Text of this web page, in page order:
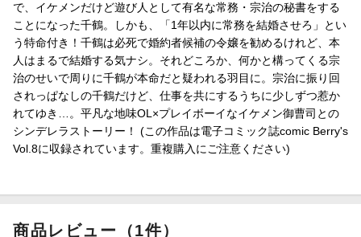
で、イケメンだけど遊び人として有名な常務・宗治の秘書をする
ことになった千鶴。しかも、「1年以内に常務を結婚させろ」とい
う特命付き！千鶴は必死で婚約者候補の令嬢を勧めるけれど、本
人はまるで結婚する気ナシ。それどころか、何かと構ってくる宗
治のせいで周りに千鶴が本命だと疑われる羽目に。宗治に振り回
されっぱなしの千鶴だけど、仕事を共にするうちに少しずつ惹か
れてゆき…。平凡な地味OL×プレイボーイなイケメン御曹司との
シンデレラストーリー！ (この作品は電子コミック誌comic Berry's
Vol.8に収録されています。重複購入にご注意ください)
商品レビュー（1件）